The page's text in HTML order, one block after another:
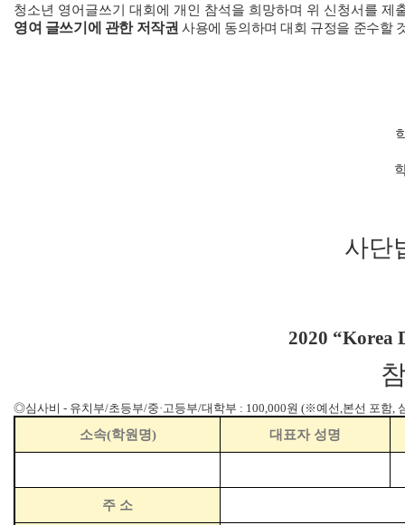
청소년 영어글쓰기 대회에 개인 참석을 희망하며 위 신청서를 제
영여 글쓰기에 관한 저작권 사용에 동의하며 대회 규정을 준수할
사단
2020 “Korea
◎심사비 - 유치부/초등부/중·고등부/대학부 : 100,000원 (※예선,본선 포함,
소속(학원명) 대표자 성명
주 소